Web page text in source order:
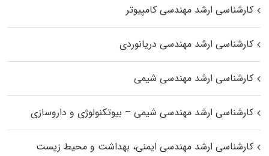
کارشناسی ارشد مهندسی کامپیوتر
کارشناسی ارشد مهندسی دریانوردی
کارشناسی ارشد مهندسی شیمی
کارشناسی ارشد مهندسی شیمی – بیوتکنولوژی و داروسازی
کارشناسی ارشد مهندسی ایمنی، بهداشت و محیط زیست